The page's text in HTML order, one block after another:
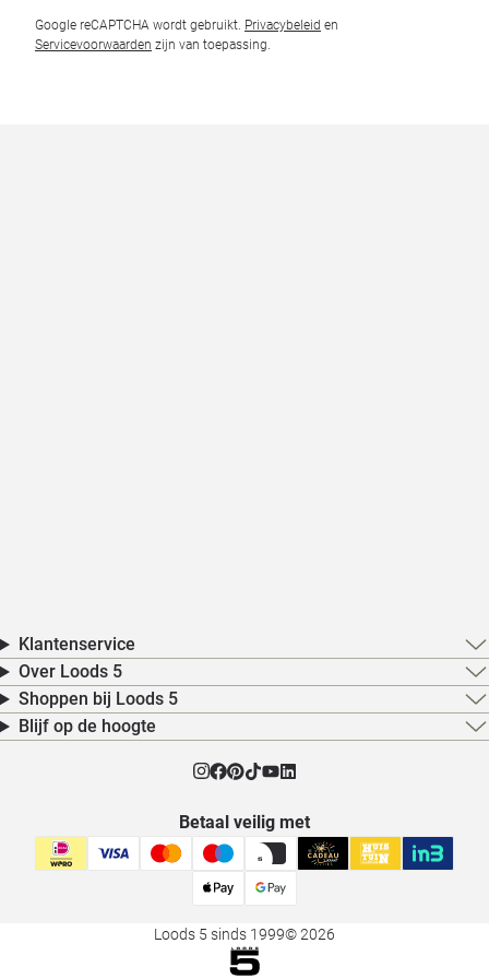
Google reCAPTCHA wordt gebruikt. Privacybeleid en
Servicevoorwaarden zijn van toepassing.
Klantenservice
Over Loods 5
Shoppen bij Loods 5
Blijf op de hoogte
Betaal veilig met
Loods 5 sinds 1999© 2026